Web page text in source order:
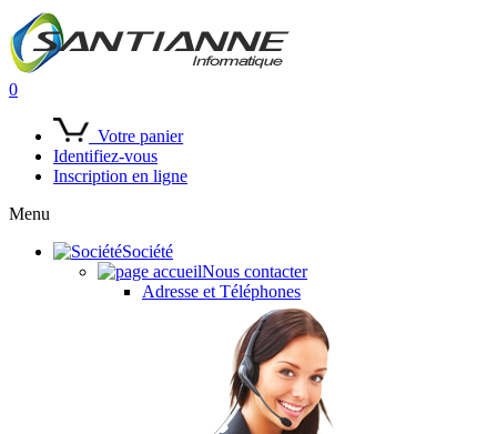
0
Votre panier
Identifiez-vous
Inscription en ligne
Menu
Société
Nous contacter
Adresse et Téléphones